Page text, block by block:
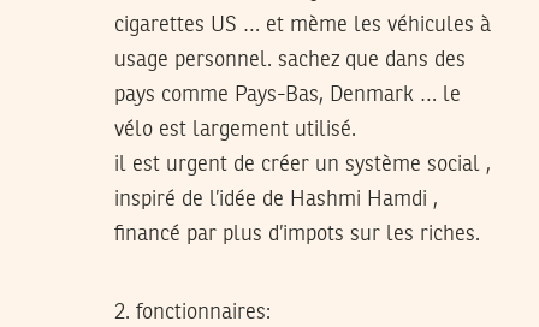
cigarettes US … et mème les véhicules à
usage personnel. sachez que dans des
pays comme Pays-Bas, Denmark … le
vélo est largement utilisé.
il est urgent de créer un système social ,
inspiré de l’idée de Hashmi Hamdi ,
financé par plus d’impots sur les riches.
2. fonctionnaires: